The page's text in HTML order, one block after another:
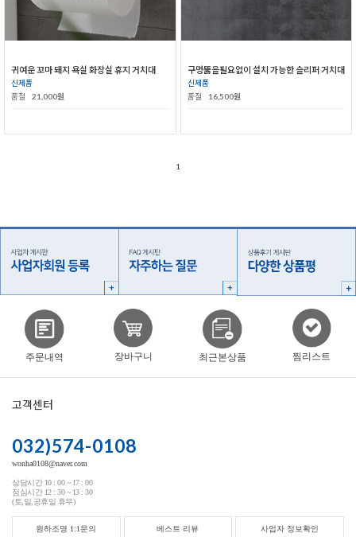
귀여운 꼬마 돼지 욕실 화장실 휴지 거치대
신제품
품절
21,000원
구멍뚫을필요없이 설치 가능한 슬리퍼 거치대
신제품
품절
16,500원
1
주문내역 장바구니 최근본상품 찜리스트
고객센터
032)574-0108
wonha0108@naver.com
상담시간 10 : 00 ~ 17 : 00
점심시간 12 : 30 ~ 13 : 30
(토,일,공휴일 휴무)
원하조명 1:1문의 베스트 리뷰 사업자 정보확인